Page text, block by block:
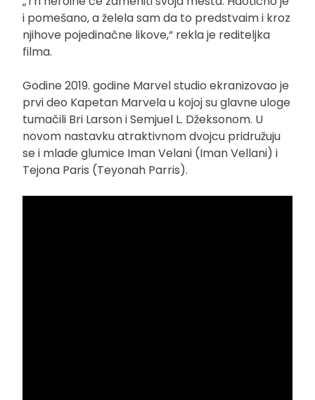
i pomešano, a želela sam da to predstvaim i kroz
njihove pojedinačne likove,“ rekla je rediteljka
filma.
Godine 2019. godine Marvel studio ekranizovao je
prvi deo Kapetan Marvela u kojoj su glavne uloge
tumačili Bri Larson i Semjuel L. Džeksonom. U
novom nastavku atraktivnom dvojcu pridružuju
se i mlade glumice Iman Velani (Iman Vellani) i
Tejona Paris (Teyonah Parris).